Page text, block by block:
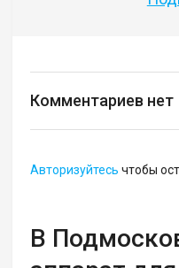
Комментариев нет
Авторизуйтесь чтобы
В